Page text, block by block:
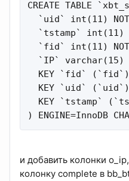
CREATE TABLE
`uid` int(11)
`tstamp` int(11)
`fid` int(11)
`IP` varchar(15)
KEY `fid`
KEY `uid`
KEY `tstamp`
) ENGINE=InnoDB
и добавить колонки
колонку complete в